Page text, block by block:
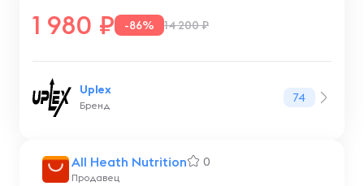
All Heath Nutrition 0
Продавец
1 980 -86% 14 200 ₽
Uplex
Бренд
74